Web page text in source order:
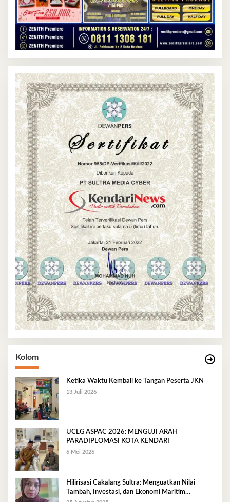
Kolom
Ketika Waktu Kembali ke Tangan Peserta JKN
13 Juli 2026
UCLG ASPAC 2026: MENGUJI ARAH
PARADIPLOMASI KOTA KENDARI
6 Mei 2026
Hilirisasi Cakalang Sultra: Menguatkan Nilai
Tambah, Investasi, dan Ekonomi Maritim